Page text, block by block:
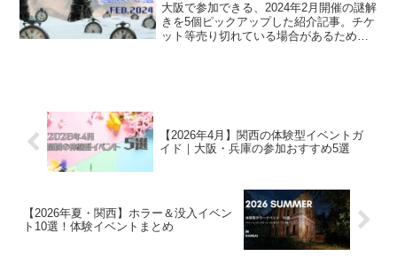
大阪で参加できる、2024年2月開催の謎解
きを5個ピックアップした紹介記事。チケ
ット等売り切れている場合があるため、
【2026年4月】関西の体験型イベントガ
イド｜大阪・兵庫の参加おすすめ5選
【2026年夏・関西】ホラー＆没入イベン
ト10選！体験イベントまとめ